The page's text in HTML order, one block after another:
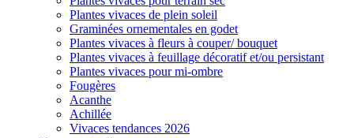
Plantes vivaces de plein soleil
Graminées ornementales en godet
Plantes vivaces à fleurs à couper/ bouquet
Plantes vivaces à feuillage décoratif et/ou persistant
Plantes vivaces pour mi-ombre
Fougères
Acanthe
Achillée
Vivaces tendances 2026